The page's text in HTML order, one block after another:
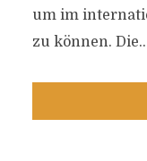
um im
zu können.